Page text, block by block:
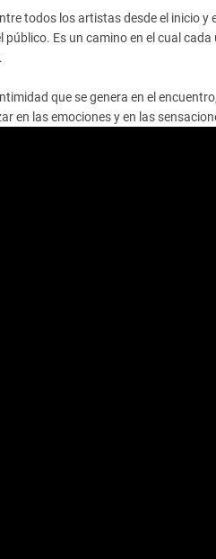
todos los artistas desde el inicio
Es un camino en el cual
que se genera en el
en las emociones y en las